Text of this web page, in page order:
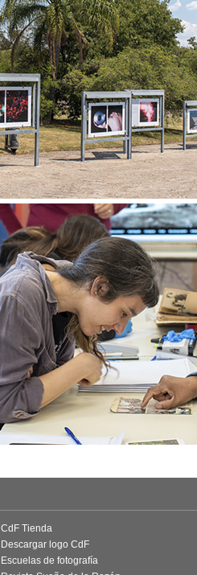
CdF Tienda
Descargar logo CdF
Escuelas de fotografía